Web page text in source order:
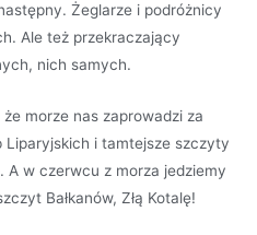
Żeglarze i podróżnicy
Ale też przekraczający
nich samych.
morze nas zaprowadzi za
Liparyjskich i tamtejsze szczyty
A w czerwcu z morza jedziemy
Bałkanów, Złą Kotalę!